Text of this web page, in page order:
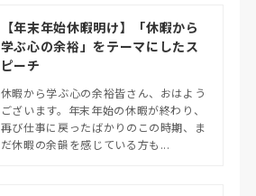
【年末年始休暇明け】「休暇から
学ぶ心の余裕」をテーマにしたス
ピーチ
休暇から学ぶ心の余裕皆さん、おはよう
ございます。年末年始の休暇が終わり、
再び仕事に戻ったばかりのこの時期、ま
だ休暇の余韻を感じている方も...